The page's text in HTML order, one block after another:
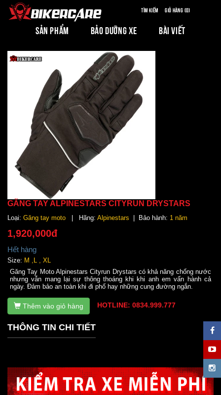
Tìm kiếm Giỏ hàng (0)
SẢN PHẨM BẢO DƯỠNG XE BÀI VIẾT
GĂNG TAY ALPINESTARS CITYRUN DRYSTARS
Loại: Găng tay moto | Hãng: Alpinestars | Bảo hành: 1 năm
1,920,000đ
Hết hàng
Size: M ,L , XL
Găng Tay Moto Alpinestars Cityrun Drystars có khả năng chống nước
nhưng vẫn mang lại sự thông thoáng khi khi anh em vấn hành cả
ngày. Đảm bảo an toàn khi đi phố hay những cung đường ngắn.
Thêm vào giỏ hàng HOTLINE: 0834.999.777
THÔNG TIN CHI TIẾT